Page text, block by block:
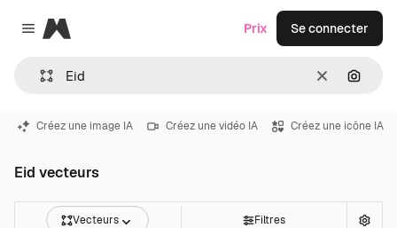
Close menu
Magnific
Effacer
Prix Se connecter
Créez une image IA Créez une vidéo IA Créez une icône IA
Eid vecteurs
Vecteurs Filtres